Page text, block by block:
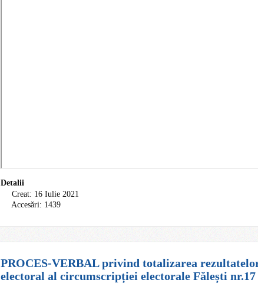
Detalii
Creat: 16 Iulie 2021
Accesări: 1439
PROCES-VERBAL privind totalizarea
electoral al circumscripției electorale Fălești nr.17